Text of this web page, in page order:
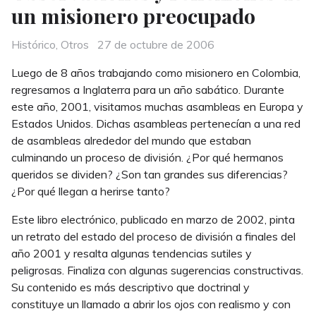
un misionero preocupado
Categories
Histórico, Otros
Posted
27 de octubre de 2006
Luego de 8 años trabajando como misionero en Colombia,
regresamos a Inglaterra para un año sabático. Durante
este año, 2001, visitamos muchas asambleas en Europa y
Estados Unidos. Dichas asambleas pertenecían a una red
de asambleas alrededor del mundo que estaban
culminando un proceso de división. ¿Por qué hermanos
queridos se dividen? ¿Son tan grandes sus diferencias?
¿Por qué llegan a herirse tanto?
Este libro electrónico, publicado en marzo de 2002, pinta
un retrato del estado del proceso de división a finales del
año 2001 y resalta algunas tendencias sutiles y
peligrosas. Finaliza con algunas sugerencias constructivas.
Su contenido es más descriptivo que doctrinal y
constituye un llamado a abrir los ojos con realismo y con